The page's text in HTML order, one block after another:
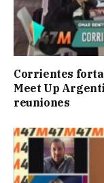
Corrientes
Meet Up
reuniones